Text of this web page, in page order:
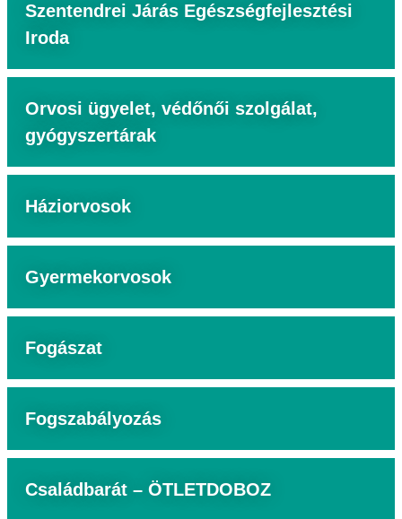
Szentendrei Járás Egészségfejlesztési
Iroda
Orvosi ügyelet, védőnői szolgálat,
gyógyszertárak
Háziorvosok
Gyermekorvosok
Fogászat
Fogszabályozás
Családbarát – ÖTLETDOBOZ